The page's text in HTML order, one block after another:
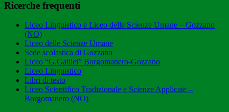
Ricerche frequenti
Liceo Linguistico e Liceo delle Scienze Umane – Gozzano
(NO)
Liceo delle Scienze Umane
Sede scolastica di Gozzano
Liceo “G.Galilei” Borgomanero-Gozzano
Liceo Linguistico
Libri di testo
Liceo Scientifico Tradizionale e Scienze Applicate –
Borgomanero (NO)